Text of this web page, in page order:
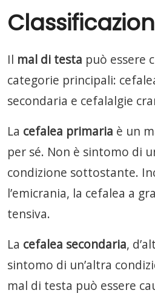
Il mal di testa può essere
categorie principali:
secondaria e cefalalgie
La cefalea primaria è un
per sé. Non è sintomo di
condizione sottostante.
l’emicrania, la cefalea a
tensiva.
La cefalea secondaria,
sintomo di un’altra
mal di testa può essere